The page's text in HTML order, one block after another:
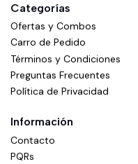
Categorías
Ofertas y Combos
Carro de Pedido
Términos y Condiciones
Preguntas Frecuentes
Política de Privacidad
Información
Contacto
PQRs